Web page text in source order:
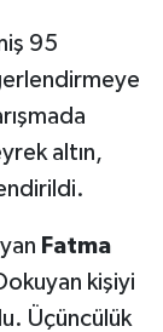
95
altın,
Fatma
kişiyi
Üçüncülük